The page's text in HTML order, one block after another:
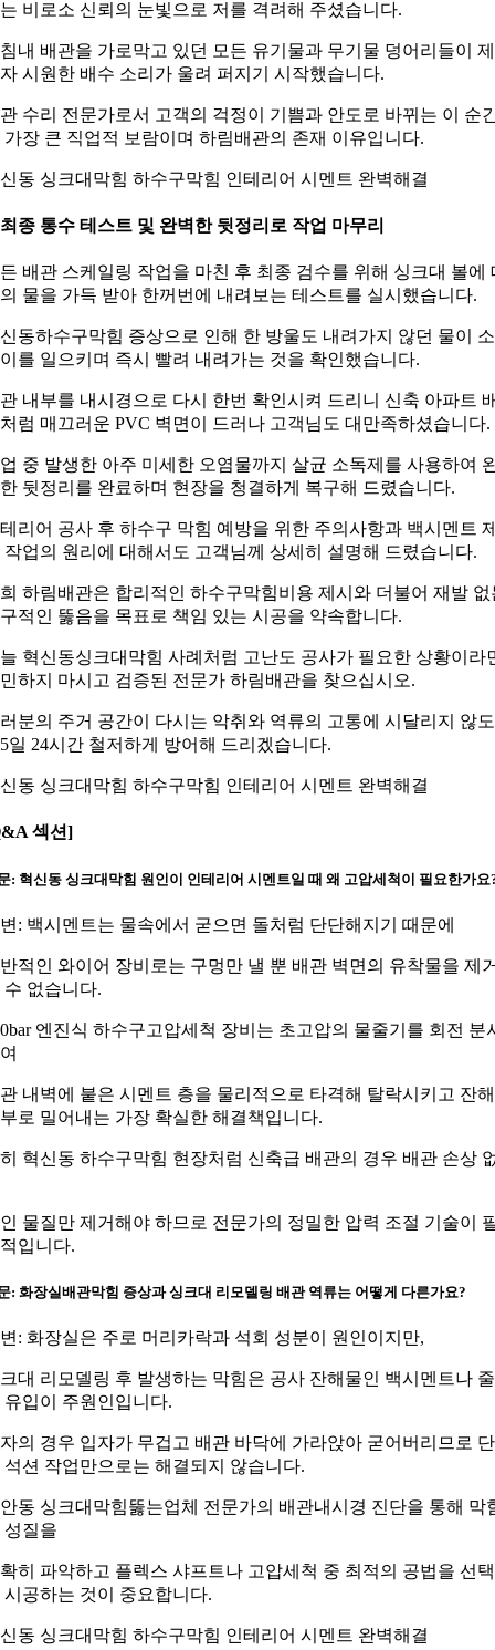
비로소 신뢰의 눈빛으로 저를 격려해 주셨습니다.
내 배관을 가로막고 있던 모든 유기물과 무기물 덩어리들이
시원한 배수 소리가 울려 퍼지기 시작했습니다.
수리 전문가로서 고객의 걱정이 기쁨과 안도로 바뀌는 이 순
가장 큰 직업적 보람이며 하림배관의 존재 이유입니다.
동 싱크대막힘 하수구막힘 인테리어 시멘트 완벽해결
종 통수 테스트 및 완벽한 뒷정리로 작업 마무리
배관 스케일링 작업을 마친 후 최종 검수를 위해 싱크대 볼에
물을 가득 받아 한꺼번에 내려보는 테스트를 실시했습니다.
동하수구막힘 증상으로 인해 한 방울도 내려가지 않던 물이
를 일으키며 즉시 빨려 내려가는 것을 확인했습니다.
내부를 내시경으로 다시 한번 확인시켜 드리니 신축 아파트
럼 매끄러운 PVC 벽면이 드러나 고객님도 대만족하셨습니다.
중 발생한 아주 미세한 오염물까지 살균 소독제를 사용하여
뒷정리를 완료하며 현장을 청결하게 복구해 드렸습니다.
리어 공사 후 하수구 막힘 예방을 위한 주의사항과 백시멘트
작업의 원리에 대해서도 고객님께 상세히 설명해 드렸습니다.
하림배관은 합리적인 하수구막힘비용 제시와 더불어 재발 없
적인 뚫음을 목표로 책임 있는 시공을 약속합니다.
혁신동싱크대막힘 사례처럼 고난도 공사가 필요한 상황이라
하지 마시고 검증된 전문가 하림배관을 찾으십시오.
분의 주거 공간이 다시는 악취와 역류의 고통에 시달리지 않
일 24시간 철저하게 방어해 드리겠습니다.
동 싱크대막힘 하수구막힘 인테리어 시멘트 완벽해결
섹션]
: 혁신동 싱크대막힘 원인이 인테리어 시멘트일 때 왜 고압세척이 필요한가요
: 백시멘트는 물속에서 굳으면 돌처럼 단단해지기 때문에
적인 와이어 장비로는 구멍만 낼 뿐 배관 벽면의 유착물을 제
수 없습니다.
엔진식 하수구고압세척 장비는 초고압의 물줄기를 회전 분
내벽에 붙은 시멘트 층을 물리적으로 타격해 탈락시키고 잔
로 밀어내는 가장 확실한 해결책입니다.
혁신동 하수구막힘 현장처럼 신축급 배관의 경우 배관 손상
물질만 제거해야 하므로 전문가의 정밀한 압력 조절 기술이
입니다.
: 화장실배관막힘 증상과 싱크대 리모델링 배관 역류는 어떻게 다른가요?
: 화장실은 주로 머리카락과 석회 성분이 원인이지만,
대 리모델링 후 발생하는 막힘은 공사 잔해물인 백시멘트나
유입이 주원인입니다.
의 경우 입자가 무겁고 배관 바닥에 가라앉아 굳어버리므로
석션 작업만으로는 해결되지 않습니다.
동 싱크대막힘뚫는업체 전문가의 배관내시경 진단을 통해 막
성질을
히 파악하고 플렉스 샤프트나 고압세척 중 최적의 공법을 선
시공하는 것이 중요합니다.
동 싱크대막힘 하수구막힘 인테리어 시멘트 완벽해결